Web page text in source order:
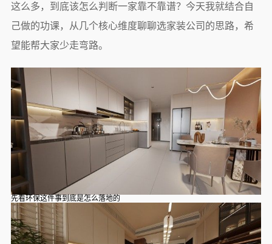
这么多，到底该怎么判断一家靠不靠谱？今天我就结合自
己做的功课，从几个核心维度聊聊选家装公司的思路，希
望能帮大家少走弯路。
先看环保这件事到底是怎么落地的